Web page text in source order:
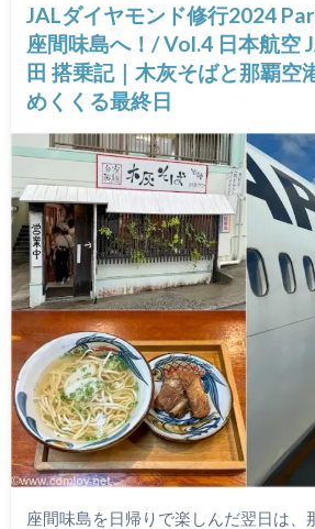
JALダイヤモンド修行2024
座間味島へ！/ Vol.4 日本航空
田 搭乗記｜木灰そばと那覇空
めくくる最終日
座間味島を日帰りで楽しんだ翌日は、